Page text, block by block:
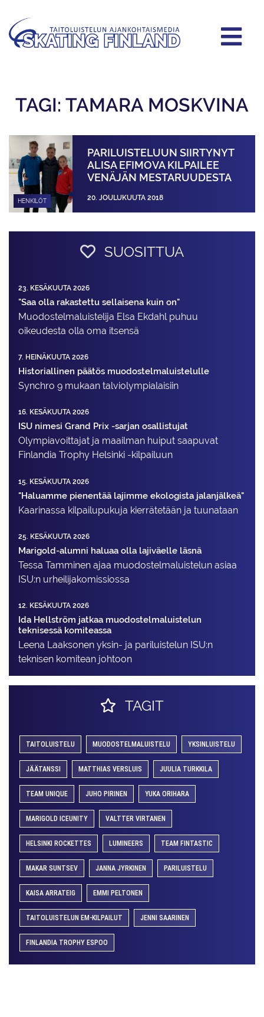
TAGI: TAMARA MOSKVINA
HENKILÖT
PARILUISTELUUN SIIRTYNYT
ALISA EFIMOVA KILPAILEE
VENÄJÄN MESTARUUDESTA
20. JOULUKUUTA 2018
SUOSITTUA
23. KESÄKUUTA 2026
"Saa olla rakastettu sellaisena kuin on"
Muodostelma­luistelija Elsa Ekdahl puhuu
oikeudesta olla oma itsensä
7. HEINÄKUUTA 2026
Historiallinen päätös muodostelmaluistelulle
Synchro 9 mukaan talviolympialaisiin
16. KESÄKUUTA 2026
ISU nimesi Grand Prix -sarjan osallistujat
Olympiavoittajat ja maailman huiput saapuvat
Finlandia Trophy Helsinki -kilpailuun
15. KESÄKUUTA 2026
"Haluamme pienentää lajimme ekologista jalanjälkeä"
Kaarinassa kilpailupukuja kierrätetään ja tuunataan
25. KESÄKUUTA 2026
Marigold-alumni haluaa olla lajiväelle läsnä
Tessa Tamminen ajaa muodostelma­luistelun asiaa
ISU:n urheilija­komissiossa
12. KESÄKUUTA 2026
Ida Hellström jatkaa muodostelmaluistelun
teknisessä komiteassa
Leena Laaksonen yksin- ja pariluistelun ISU:n
teknisen komitean johtoon
TAGIT
TAITOLUISTELU MUODOSTELMALUISTELU YKSINLUISTELU
JÄÄTANSSI MATTHIAS VERSLUIS JUULIA TURKKILA
TEAM UNIQUE JUHO PIRINEN YUKA ORIHARA
MARIGOLD ICEUNITY VALTTER VIRTANEN
HELSINKI ROCKETTES LUMINEERS TEAM FINTASTIC
MAKAR SUNTSEV JANNA JYRKINEN PARILUISTELU
KAISA ARRATEIG EMMI PELTONEN
TAITOLUISTELUN EM-KILPAILUT JENNI SAARINEN
FINLANDIA TROPHY ESPOO